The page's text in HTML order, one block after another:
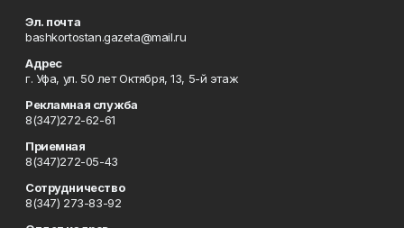
Эл. почта
bashkortostan.gazeta@mail.ru
Адрес
г. Уфа, ул. 50 лет Октября, 13, 5-й этаж
Рекламная служба
8(347)272-62-61
Приемная
8(347)272-05-43
Сотрудничество
8(347) 273-83-92